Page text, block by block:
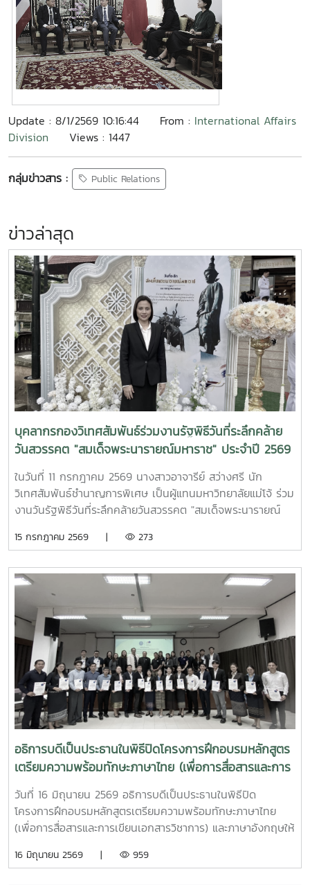
Update : 8/1/2569 10:16:44 From : International Affairs
Division
Views : 1447
กลุ่มข่าวสาร : Public Relations
ข่าวล่าสุด
บุคลากรกองวิเทศสัมพันธ์ร่วมงานรัฐพิธีวันที่ระลึกคล้าย
วันสวรรคต "สมเด็จพระนารายณ์มหาราช" ประจำปี 2569
ในวันที่ 11 กรกฎาคม 2569 นางสาวอาจารีย์ สว่างศรี นัก
วิเทศสัมพันธ์ชำนาญการพิเศษ เป็นผู้แทนมหาวิทยาลัยแม่โจ้ ร่วม
งานวันรัฐพิธีวันที่ระลึกคล้ายวันสวรรคต "สมเด็จพระนารายณ์
พรรษา ศูนย์ราชการจังหวัดเชียงใหม่
15 กรกฎาคม 2569 | 273
อธิการบดีเป็นประธานในพิธีปิดโครงการฝึกอบรมหลักสูตร
เตรียมความพร้อมทักษะภาษาไทย (เพื่อการสื่อสารและการ
เขียนเอกสารวิชาการ) และภาษาอังกฤษให้แก่ผู้รับทุน
รัฐบาลไทยระดับปริญญาโท
วันที่ 16 มิถุนายน 2569 อธิการบดีเป็นประธานในพิธีปิด
โครงการฝึกอบรมหลักสูตรเตรียมความพร้อมทักษะภาษาไทย
(เพื่อการสื่อสารและการเขียนเอกสารวิชาการ) และภาษาอังกฤษให้
ทรัพยากรมนุษย์ ภายใต้แผนงานความร่วมมือเพื่อการพัฒนาไทย
16 มิถุนายน 2569 | 959